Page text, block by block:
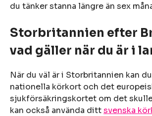
du tänker stanna längre än sex
Storbritannien efter
vad gäller när du är i
När du väl är i Storbritannien kan
nationella körkort och det
sjukförsäkringskortet om det
kan också använda dittsvenska